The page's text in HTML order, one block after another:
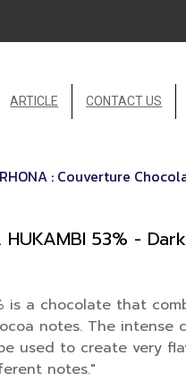
ARTICLE CONTACT US
: Couverture
HUKAMBI 53% -
is a chocolate that
notes. The intense
used to create very
notes."